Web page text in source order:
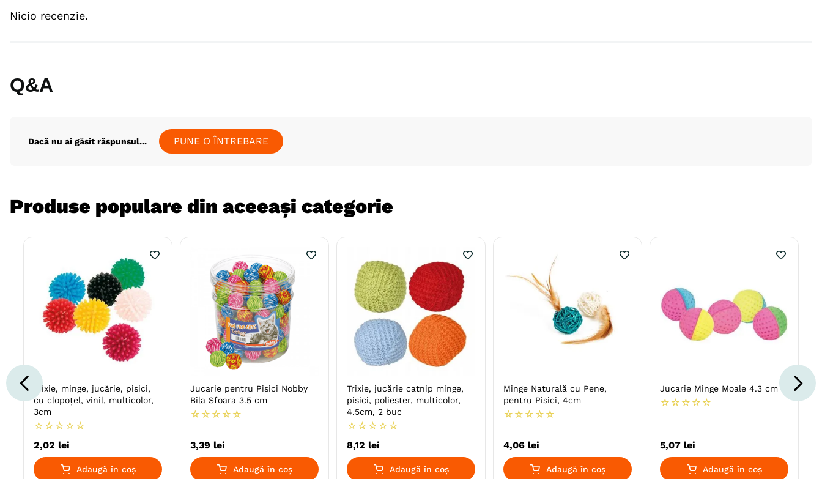
Nicio recenzie.
Q&A
Dacă nu ai găsit răspunsul... PUNE O ÎNTREBARE
Produse populare din aceeași categorie
Trixie, minge, jucărie, pisici,
cu clopoțel, vinil, multicolor,
3cm
☆ ☆ ☆ ☆ ☆
2,02 lei
Adaugă în coș
Jucarie pentru Pisici Nobby
Bila Sfoara 3.5 cm
☆ ☆ ☆ ☆ ☆
3,39 lei
Adaugă în coș
Trixie, jucărie catnip minge,
pisici, poliester, multicolor,
4.5cm, 2 buc
☆ ☆ ☆ ☆ ☆
8,12 lei
Adaugă în coș
Minge Naturală cu Pene,
pentru Pisici, 4cm
☆ ☆ ☆ ☆ ☆
4,06 lei
Adaugă în coș
Jucarie Minge Moale 4.3 cm
☆ ☆ ☆ ☆ ☆
5,07 lei
Adaugă în coș